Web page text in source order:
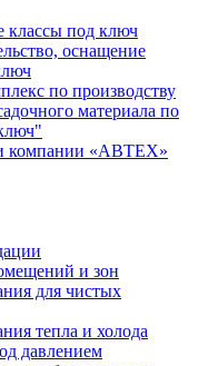
классы под ключ
оснащение
по производству
материала по
компании «АВТЕХ»
и зон
для чистых
тепла и холода
давлением